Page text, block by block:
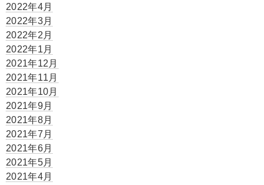
2022年4月
2022年3月
2022年2月
2022年1月
2021年12月
2021年11月
2021年10月
2021年9月
2021年8月
2021年7月
2021年6月
2021年5月
2021年4月